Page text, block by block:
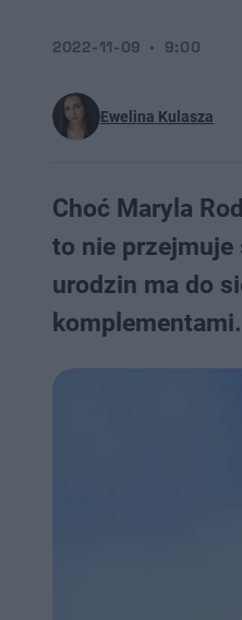
Ewelina Kulasza
2022-11-09 9:00
Choć Maryla
to nie przejmuje
urodzin ma do